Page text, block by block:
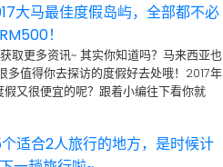
大马最佳度假岛屿，全部都不必
！
取更多资讯~ 其实你知道吗？马来西亚也
多值得你去探访的度假好去处哦！2017年
假又很便宜的呢？跟着小编往下看你就
适合2人旅行的地方，是时候计